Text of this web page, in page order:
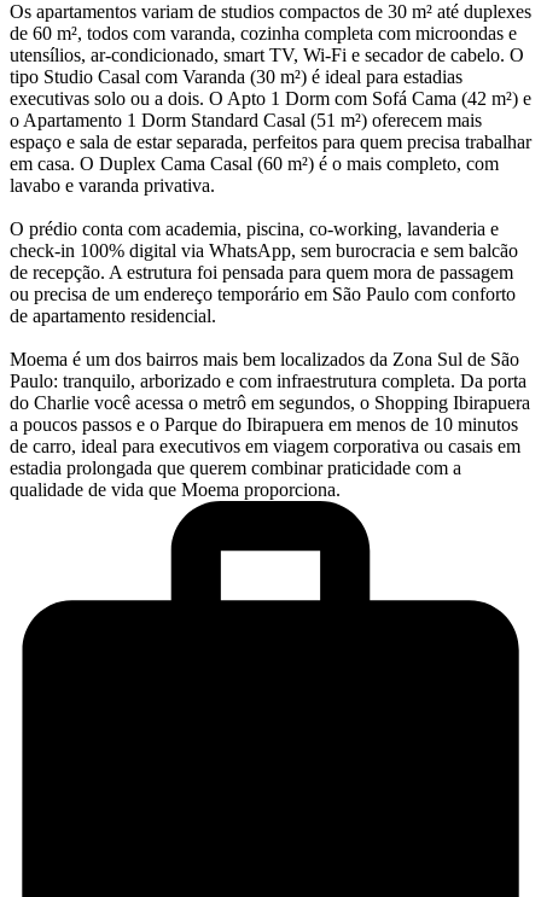
Os apartamentos variam de studios compactos de 30 m² até duplexes
de 60 m², todos com varanda, cozinha completa com microondas e
utensílios, ar-condicionado, smart TV, Wi-Fi e secador de cabelo. O
tipo Studio Casal com Varanda (30 m²) é ideal para estadias
executivas solo ou a dois. O Apto 1 Dorm com Sofá Cama (42 m²) e
o Apartamento 1 Dorm Standard Casal (51 m²) oferecem mais
espaço e sala de estar separada, perfeitos para quem precisa trabalhar
em casa. O Duplex Cama Casal (60 m²) é o mais completo, com
lavabo e varanda privativa.
O prédio conta com academia, piscina, co-working, lavanderia e
check-in 100% digital via WhatsApp, sem burocracia e sem balcão
de recepção. A estrutura foi pensada para quem mora de passagem
ou precisa de um endereço temporário em São Paulo com conforto
de apartamento residencial.
Moema é um dos bairros mais bem localizados da Zona Sul de São
Paulo: tranquilo, arborizado e com infraestrutura completa. Da porta
do Charlie você acessa o metrô em segundos, o Shopping Ibirapuera
a poucos passos e o Parque do Ibirapuera em menos de 10 minutos
de carro, ideal para executivos em viagem corporativa ou casais em
estadia prolongada que querem combinar praticidade com a
qualidade de vida que Moema proporciona.